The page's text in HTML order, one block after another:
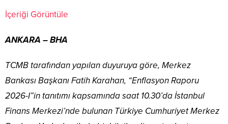
İçeriği Görüntüle
ANKARA – BHA
TCMB tarafından yapılan duyuruya göre, Merkez
Bankası Başkanı Fatih Karahan, “Enflasyon Raporu
2026-I”in tanıtımı kapsamında saat 10.30’da İstanbul
Finans Merkezi’nde bulunan Türkiye Cumhuriyet Merkez